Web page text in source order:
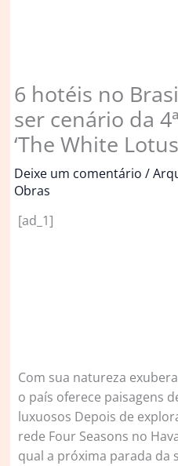
6 hotéis no
ser cenário da
‘The White
Deixe um comentário /
Obras
[ad_1]
Com sua natureza
o país oferece paisagens
luxuosos Depois de
rede Four Seasons no
qual a próxima parada da